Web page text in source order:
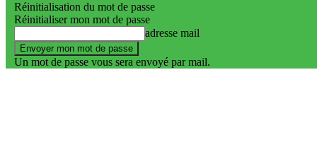
Réinitialisation du mot de passe
Réinitialiser mon mot de passe
adresse mail
Un mot de passe vous sera envoyé par mail.